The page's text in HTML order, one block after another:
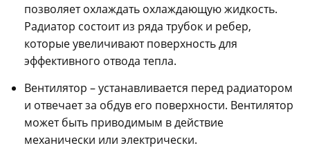
позволяет охлаждать охлаждающую жидкость.
Радиатор состоит из ряда трубок и ребер,
которые увеличивают поверхность для
эффективного отвода тепла.
Вентилятор – устанавливается перед радиатором
и отвечает за обдув его поверхности. Вентилятор
может быть приводимым в действие
механически или электрически.